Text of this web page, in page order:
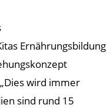
Ernährungsbildung
wird immer
sind rund 15